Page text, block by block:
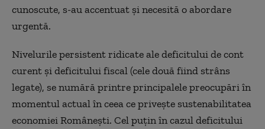
cunoscute, s-au accentuat și necesită o abordare
urgentă.
Nivelurile persistent ridicate ale deficitului de cont
curent și deficitului fiscal (cele două fiind strâns
legate), se numără printre principalele preocupări în
momentul actual în ceea ce privește sustenabilitatea
economiei Românești. Cel puțin în cazul deficitului